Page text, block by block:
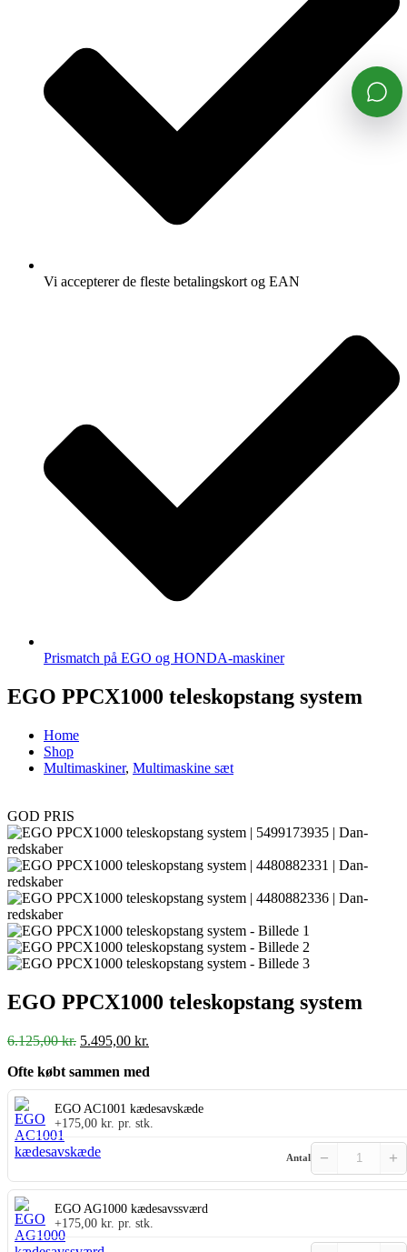
Vi accepterer de fleste betalingskort og EAN
Prismatch på EGO og HONDA-maskiner
EGO PPCX1000 teleskopstang system
Home
Shop
Multimaskiner, Multimaskine sæt
GOD PRIS
EGO PPCX1000 teleskopstang system
6.125,00kr. Den
pris
var:
6.125,00 kr..
5.495,00 kr.
pris
er:
5.495,00 kr..
Ofte købt sammen med
EGO AC1001 kædesavskæde
+175,00 kr. pr. stk.
Antal − +
EGO AG1000 kædesavssværd
+175,00 kr. pr. stk.